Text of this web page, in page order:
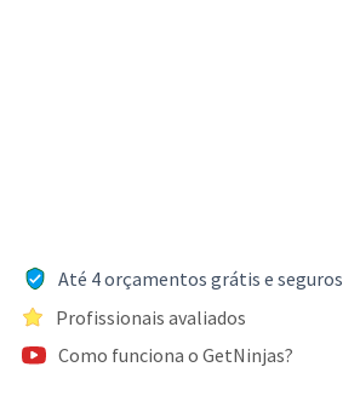
Até 4 orçamentos grátis e seguros
Profissionais avaliados
Como funciona o GetNinjas?